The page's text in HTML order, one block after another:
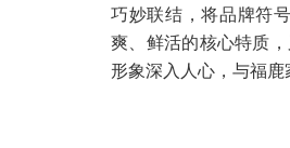
巧妙联结，将品牌符
爽、鲜活的核心特质
形象深入人心，与福鹿